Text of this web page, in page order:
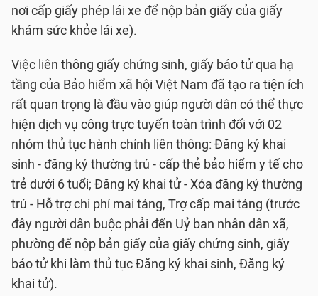
nơi cấp giấy phép lái xe để nộp bản giấy của giấy
khám sức khỏe lái xe).
Việc liên thông giấy chứng sinh, giấy báo tử qua hạ
tầng của Bảo hiểm xã hội Việt Nam đã tạo ra tiện ích
rất quan trọng là đầu vào giúp người dân có thể thực
hiện dịch vụ công trực tuyến toàn trình đối với 02
nhóm thủ tục hành chính liên thông: Đăng ký khai
sinh - đăng ký thường trú - cấp thẻ bảo hiểm y tế cho
trẻ dưới 6 tuổi; Đăng ký khai tử - Xóa đăng ký thường
trú - Hỗ trợ chi phí mai táng, Trợ cấp mai táng (trước
đây người dân buộc phải đến Uỷ ban nhân dân xã,
phường để nộp bản giấy của giấy chứng sinh, giấy
báo tử khi làm thủ tục Đăng ký khai sinh, Đăng ký
khai tử).